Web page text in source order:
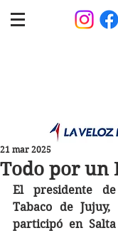
Todo por un
21 mar 2025
El presidente
Tabaco de Jujuy,
participó en